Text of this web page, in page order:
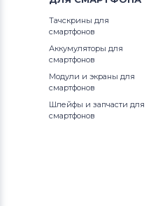
Тачскрины для
смартфонов
Аккумуляторы для
смартфонов
Модули и экраны для
смартфонов
Шлейфы и запчасти для
смартфонов